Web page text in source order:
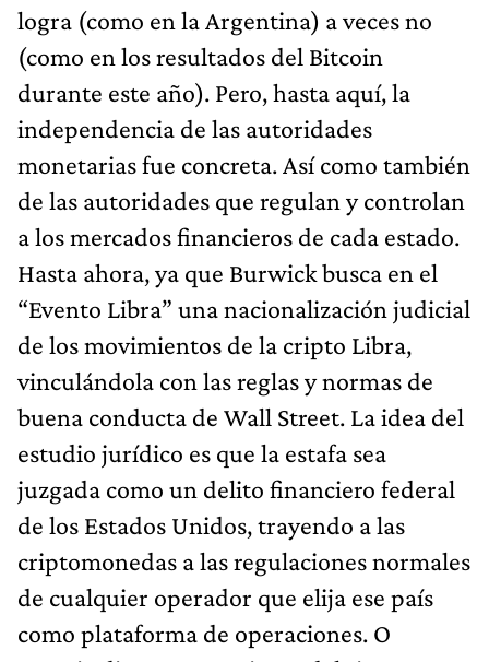
logra (como en la Argentina) a veces no
(como en los resultados del Bitcoin
durante este año). Pero, hasta aquí, la
independencia de las autoridades
monetarias fue concreta. Así como también
de las autoridades que regulan y controlan
a los mercados financieros de cada estado.
Hasta ahora, ya que Burwick busca en el
“Evento Libra” una nacionalización judicial
de los movimientos de la cripto Libra,
vinculándola con las reglas y normas de
buena conducta de Wall Street. La idea del
estudio jurídico es que la estafa sea
juzgada como un delito financiero federal
de los Estados Unidos, trayendo a las
criptomonedas a las regulaciones normales
de cualquier operador que elija ese país
como plataforma de operaciones. O